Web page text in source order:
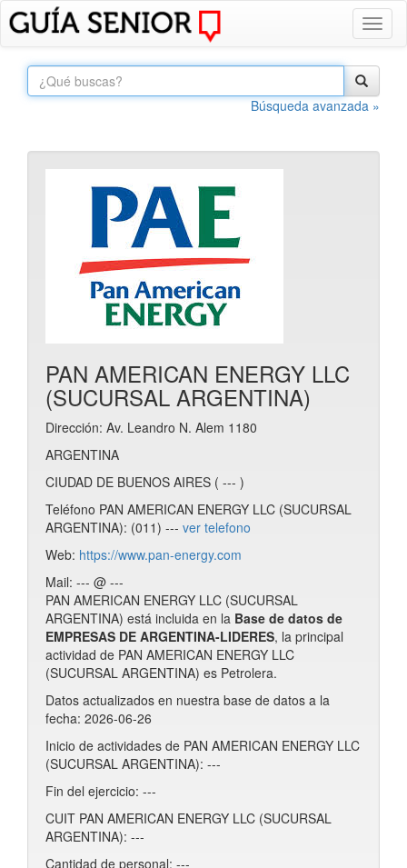
Búsqueda avanzada »
PAN AMERICAN ENERGY LLC
(SUCURSAL ARGENTINA)
Dirección: Av. Leandro N. Alem 1180
ARGENTINA
CIUDAD DE BUENOS AIRES ( --- )
Teléfono PAN AMERICAN ENERGY LLC (SUCURSAL
ARGENTINA): (011) --- ver telefono
Web: https://www.pan-energy.com
Mail: --- @ ---
PAN AMERICAN ENERGY LLC (SUCURSAL
ARGENTINA) está incluida en la Base de datos de
EMPRESAS DE ARGENTINA-LIDERES, la principal
actividad de PAN AMERICAN ENERGY LLC
(SUCURSAL ARGENTINA) es Petrolera.
Datos actualizados en nuestra base de datos a la
fecha: 2026-06-26
Inicio de actividades de PAN AMERICAN ENERGY LLC
(SUCURSAL ARGENTINA): ---
Fin del ejercicio: ---
CUIT PAN AMERICAN ENERGY LLC (SUCURSAL
ARGENTINA): ---
Cantidad de personal: ---